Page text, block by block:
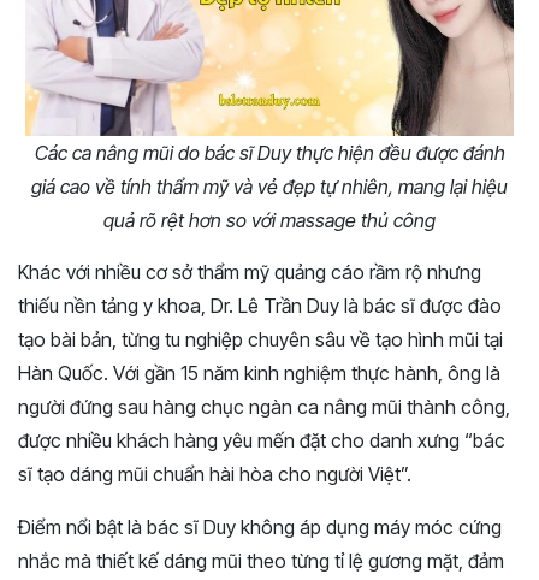
Các ca nâng mũi do bác sĩ Duy thực hiện đều được đánh
giá cao về tính thẩm mỹ và vẻ đẹp tự nhiên, mang lại hiệu
quả rõ rệt hơn so với massage thủ công
Khác với nhiều cơ sở thẩm mỹ quảng cáo rầm rộ nhưng
thiếu nền tảng y khoa, Dr. Lê Trần Duy là bác sĩ được đào
tạo bài bản, từng tu nghiệp chuyên sâu về tạo hình mũi tại
Hàn Quốc. Với gần 15 năm kinh nghiệm thực hành, ông là
người đứng sau hàng chục ngàn ca nâng mũi thành công,
được nhiều khách hàng yêu mến đặt cho danh xưng “bác
sĩ tạo dáng mũi chuẩn hài hòa cho người Việt”.
Điểm nổi bật là bác sĩ Duy không áp dụng máy móc cứng
nhắc mà thiết kế dáng mũi theo từng tỉ lệ gương mặt, đảm